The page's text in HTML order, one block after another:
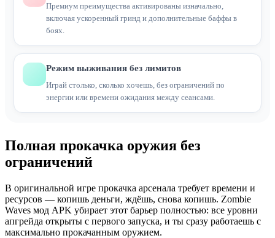
Премиум преимущества активированы изначально,
включая ускоренный гринд и дополнительные баффы в
боях.
Режим выживания без лимитов
Играй столько, сколько хочешь, без ограничений по
энергии или времени ожидания между сеансами.
Полная прокачка оружия без
ограничений
В оригинальной игре прокачка арсенала требует времени и
ресурсов — копишь деньги, ждёшь, снова копишь. Zombie
Waves мод APK убирает этот барьер полностью: все уровни
апгрейда открыты с первого запуска, и ты сразу работаешь с
максимально прокачанным оружием.